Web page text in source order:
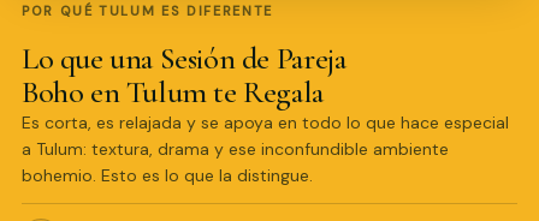
POR QUÉ TULUM ES DIFERENTE
Lo que una Sesión de Pareja
Boho en Tulum te Regala
Es corta, es relajada y se apoya en todo lo que hace especial
a Tulum: textura, drama y ese inconfundible ambiente
bohemio. Esto es lo que la distingue.